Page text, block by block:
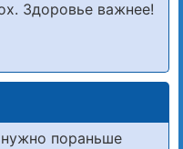
Здоровье важнее!
пораньше